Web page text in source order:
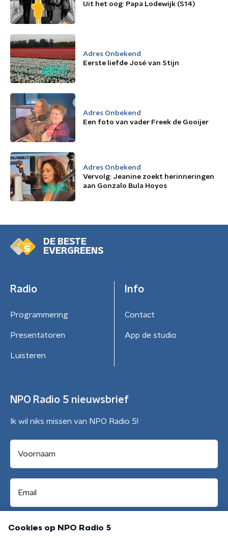
Uit het oog: Papa Lodewijk (S14)
Adres Onbekend
Eerste liefde José van Stijn
Adres Onbekend
Een foto van vader Freek de Gooijer
Adres Onbekend
Vervolg: Jeanine zoekt herinneringen
aan Gonzalo Bula Hoyos
DE BESTE
EVERGREENS
Radio
Programmering
Presentatoren
Luisteren
Info
Contact
App de studio
NPO Radio 5 nieuwsbrief
Ik wil niks missen van NPO Radio 5!
Aanmelden